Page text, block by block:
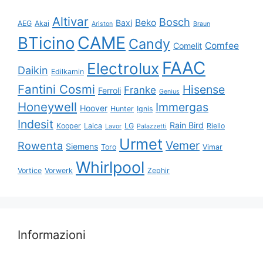
AEG Akai Altivar Ariston Baxi Beko Bosch Braun
BTicino CAME Candy Comelit Comfee
Daikin Edilkamin Electrolux FAAC
Fantini Cosmi Ferroli Franke Genius Hisense
Honeywell Hoover Hunter Ignis Immergas
Indesit Kooper Laica Lavor LG Palazzetti Rain Bird Riello
Rowenta Siemens Toro Urmet Vemer Vimar
Vortice Vorwerk Whirlpool Zephir
Informazioni